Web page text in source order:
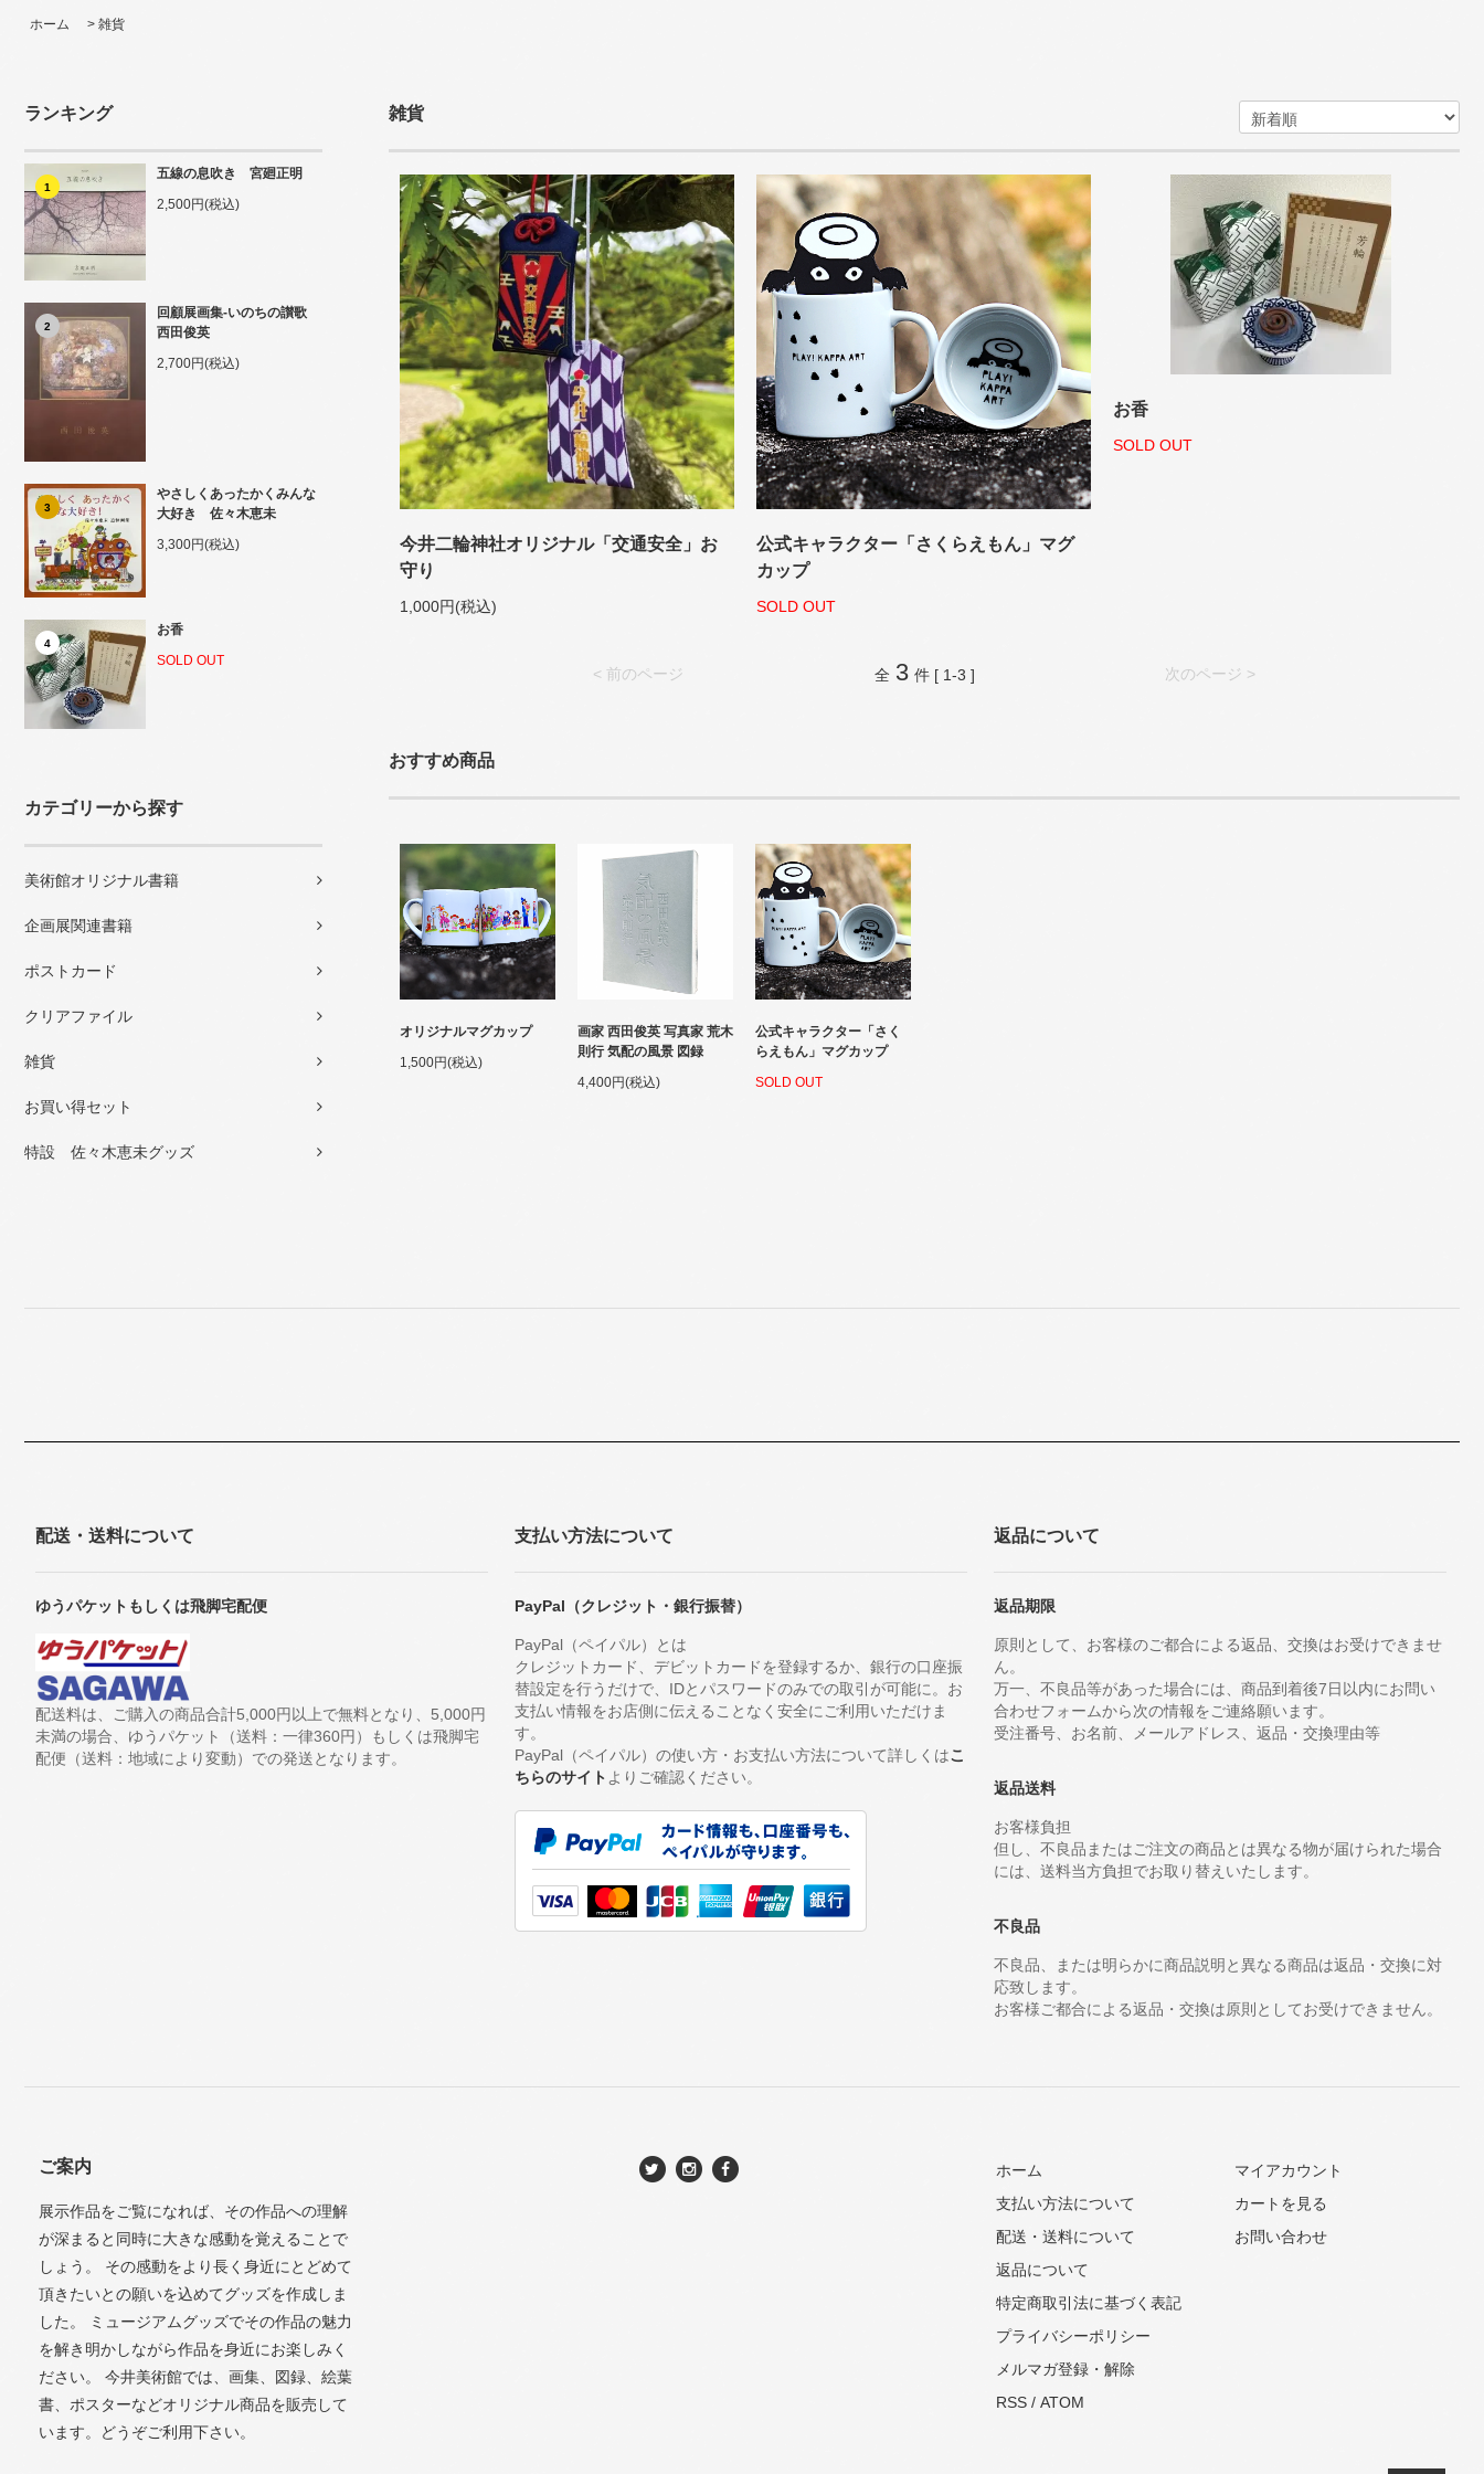
ホーム > 雑貨
ランキング
1
五線の息吹き 宮廻正明
2,500円(税込)
2
回顧展画集-いのちの讃歌
西田俊英
2,700円(税込)
3
やさしくあったかくみんな
大好き 佐々木恵未
3,300円(税込)
4
お香
SOLD OUT
カテゴリーから探す
美術館オリジナル書籍
企画展関連書籍
ポストカード
クリアファイル
雑貨
お買い得セット
特設 佐々木恵未グッズ
雑貨
今井二輪神社オリジナル「交通安全」お
守り
1,000円(税込)
公式キャラクター「さくらえもん」マグ
カップ
SOLD OUT
お香
SOLD OUT
< 前のページ 次のページ >
全 3 件 [ 1-3 ]
おすすめ商品
オリジナルマグカップ
1,500円(税込)
画家 西田俊英 写真家 荒木
則行 気配の風景 図録
4,400円(税込)
公式キャラクター「さく
らえもん」マグカップ
SOLD OUT
配送・送料について
ゆうパケットもしくは飛脚宅配便
配送料は、ご購入の商品合計5,000円以上で無料となり、5,000円
未満の場合、ゆうパケット（送料：一律360円）もしくは飛脚宅
配便（送料：地域により変動）での発送となります。
支払い方法について
PayPal（クレジット・銀行振替）
PayPal（ペイパル）とは
クレジットカード、デビットカードを登録するか、銀行の口座振
替設定を行うだけで、IDとパスワードのみでの取引が可能に。お
支払い情報をお店側に伝えることなく安全にご利用いただけま
す。
PayPal（ペイパル）の使い方・お支払い方法について詳しくはこ
ちらのサイト よりご確認ください。
返品について
返品期限
原則として、お客様のご都合による返品、交換はお受けできませ
ん。
万一、不良品等があった場合には、商品到着後7日以内にお問い
合わせフォームから次の情報をご連絡願います。
受注番号、お名前、メールアドレス、返品・交換理由等
返品送料
お客様負担
但し、不良品またはご注文の商品とは異なる物が届けられた場合
には、送料当方負担でお取り替えいたします。
不良品
不良品、または明らかに商品説明と異なる商品は返品・交換に対
応致します。
お客様ご都合による返品・交換は原則としてお受けできません。
ご案内
展示作品をご覧になれば、その作品への理解
が深まると同時に大きな感動を覚えることで
しょう。 その感動をより長く身近にとどめて
頂きたいとの願いを込めてグッズを作成しま
した。 ミュージアムグッズでその作品の魅力
を解き明かしながら作品を身近にお楽しみく
ださい。 今井美術館では、画集、図録、絵葉
書、ポスターなどオリジナル商品を販売して
います。どうぞご利用下さい。
ホーム
支払い方法について
配送・送料について
返品について
特定商取引法に基づく表記
プライバシーポリシー
メルマガ登録・解除
RSS/ ATOM
マイアカウント
カートを見る
お問い合わせ